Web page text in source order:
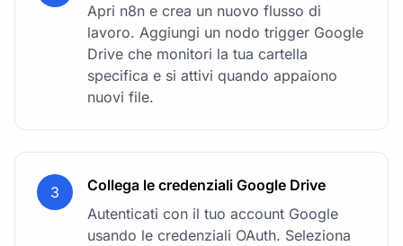
Apri n8n e crea un nuovo flusso di
lavoro. Aggiungi un nodo trigger Google
Drive che monitori la tua cartella
specifica e si attivi quando appaiono
nuovi file.
3
Collega le credenziali Google Drive
Autenticati con il tuo account Google
usando le credenziali OAuth. Seleziona